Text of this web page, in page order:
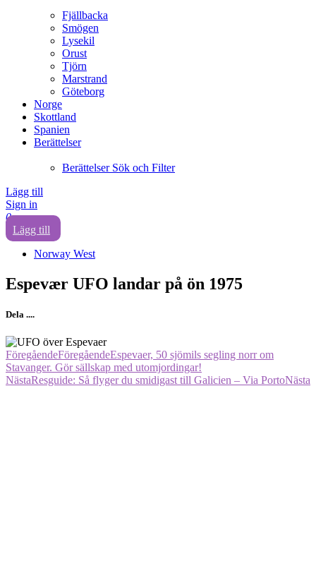
Fjällbacka
Smögen
Lysekil
Orust
Tjörn
Marstrand
Göteborg
Norge
Skottland
Spanien
Berättelser
Berättelser Sök och Filter
Lägg till
Sign in
0
Lägg till
Norway West
Espevær UFO landar på ön 1975
Dela ....
FöregåendeFöregåendeEspevaer, 50 sjömils segling norr om
Stavanger. Gör sällskap med utomjordingar!
NästaResguide: Så flyger du smidigast till Galicien – Via PortoNästa